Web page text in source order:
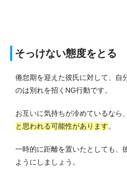
そっけない態度をとる
倦怠期を迎えた彼氏に対して、自
のは別れを招くNG行動です。
お互いに気持ちが冷めているなら、
と思われる可能性があります。
一時的に距離を置いたとしても、
ようにしましょう。